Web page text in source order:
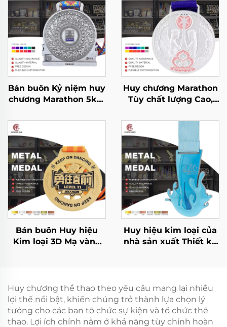
Bán buôn Kỷ niệm huy
chương Marathon 5km
Thể thao chạy bộ Huy
Huy chương Marathon
Tùy chất lượng Cao,
Kẽm, Huy chương Kim
loại Bạc Thể thao Có
Ruy băng
Bán buôn Huy hiệu
Kim loại 3D Mạ vàng
thao, Trẻ em, Khiêu vũ
Huy hiệu kim loại của
nhà sản xuất Thiết kế
niệm
Huy chương thể thao theo yêu cầu mang lại nhiều
lợi thế nổi bật, khiến chúng trở thành lựa chọn lý
tưởng cho các ban tổ chức sự kiện và tổ chức thể
thao. Lợi ích chính nằm ở khả năng tùy chỉnh hoàn